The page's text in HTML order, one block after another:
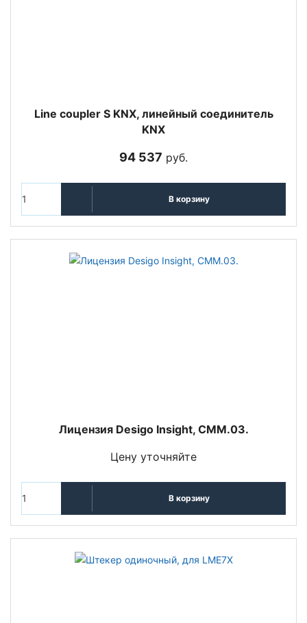
Line coupler S KNX, линейный соединитель
KNX
94 537 руб.
В корзину
Лицензия Desigo Insight, CMM.03.
Цену уточняйте
В корзину